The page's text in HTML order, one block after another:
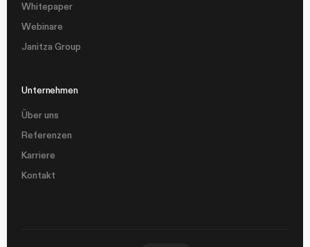
Whitepaper
Webinare
Janitza Group
Unternehmen
Über uns
Referenzen
Karriere
Kontakt